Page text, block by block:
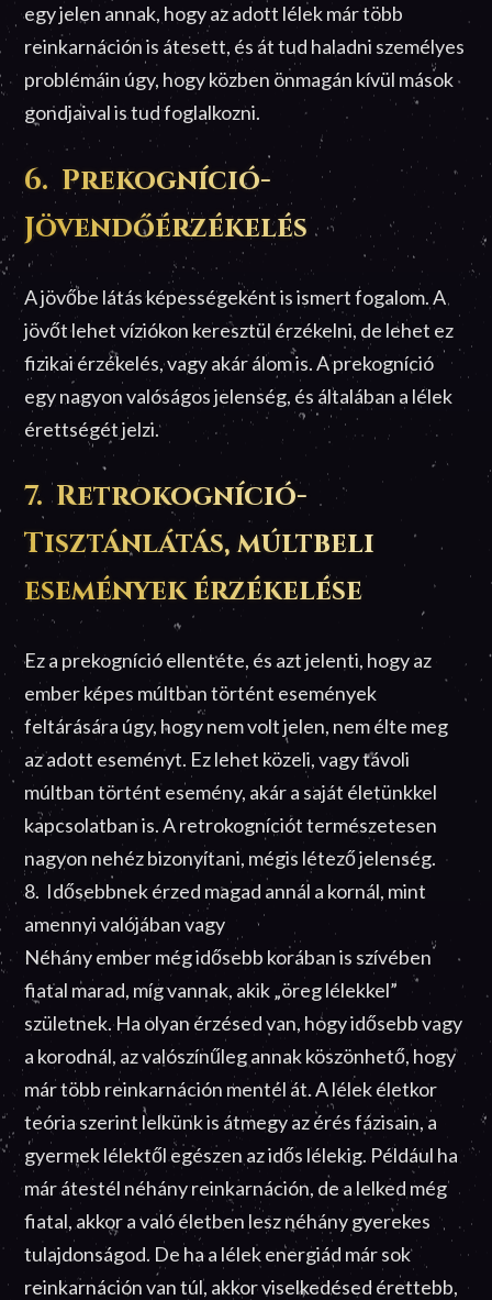
egy jelen annak, hogy az adott lélek már több
reinkarnáción is átesett, és át tud haladni személyes
problémáin úgy, hogy közben önmagán kívül mások
gondjaival is tud foglalkozni.
6. Prekogníció-
Jövendőérzékelés
A jövőbe látás képességeként is ismert fogalom. A
jövőt lehet víziókon keresztül érzékelni, de lehet ez
fizikai érzékelés, vagy akár álom is. A prekogníció
egy nagyon valóságos jelenség, és általában a lélek
érettségét jelzi.
7. Retrokogníció-
Tisztánlátás, múltbeli
események érzékelése
Ez a prekogníció ellentéte, és azt jelenti, hogy az
ember képes múltban történt események
feltárására úgy, hogy nem volt jelen, nem élte meg
az adott eseményt. Ez lehet közeli, vagy távoli
múltban történt esemény, akár a saját életünkkel
kapcsolatban is. A retrokogníciót természetesen
nagyon nehéz bizonyítani, mégis létező jelenség.
8. Idősebbnek érzed magad annál a kornál, mint
amennyi valójában vagy
Néhány ember még idősebb korában is szívében
fiatal marad, míg vannak, akik „öreg lélekkel”
születnek. Ha olyan érzésed van, hogy idősebb vagy
a korodnál, az valószínűleg annak köszönhető, hogy
már több reinkarnáción mentél át. A lélek életkor
teória szerint lelkünk is átmegy az érés fázisain, a
gyermek lélektől egészen az idős lélekig. Például ha
már átestél néhány reinkarnáción, de a lelked még
fiatal, akkor a való életben lesz néhány gyerekes
tulajdonságod. De ha a lélek energiád már sok
reinkarnáción van túl, akkor viselkedésed érettebb,